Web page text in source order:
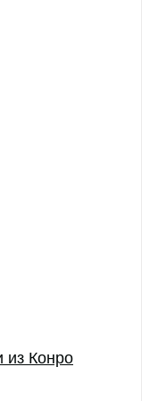
из Конро